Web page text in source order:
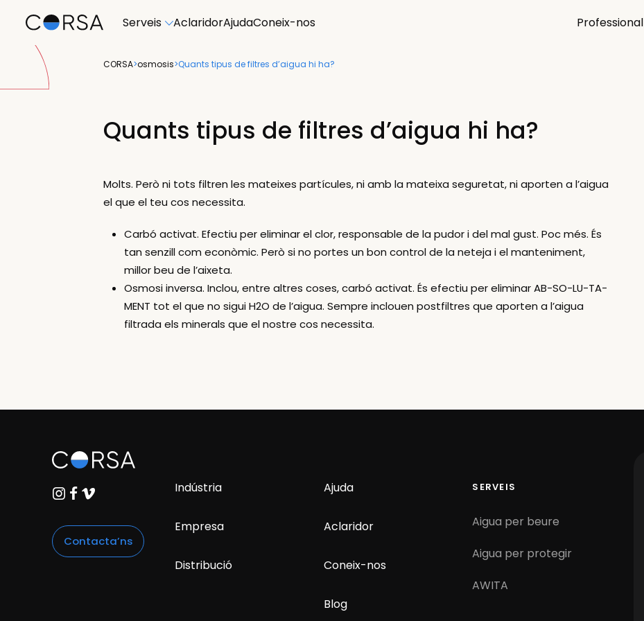
Serveis AclaridorAjudaConeix-nos Professional
CORSA>osmosis>Quants tipus de filtres d’aigua hi ha?
Quants tipus de filtres d’aigua hi ha?
Molts. Però ni tots filtren les mateixes partícules, ni amb la mateixa seguretat, ni aporten a l’aigua
el que el teu cos necessita.
Carbó activat. Efectiu per eliminar el clor, responsable de la pudor i del mal gust. Poc més. És
tan senzill com econòmic. Però si no portes un bon control de la neteja i el manteniment,
millor beu de l’aixeta.
Osmosi inversa. Inclou, entre altres coses, carbó activat. És efectiu per eliminar AB-SO-LU-TA-
MENT tot el que no sigui H2O de l’aigua. Sempre inclouen postfiltres que aporten a l’aigua
filtrada els minerals que el nostre cos necessita.
Contacta’ns
Indústria
Empresa
Distribució
Ajuda
Aclaridor
Coneix-nos
Blog
SERVEIS
Aigua per beure
Aigua per protegir
AWITA